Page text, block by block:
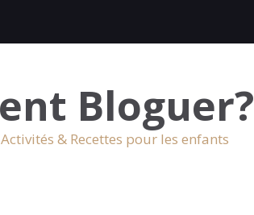
Bloguer?
& Recettes pour les enfants